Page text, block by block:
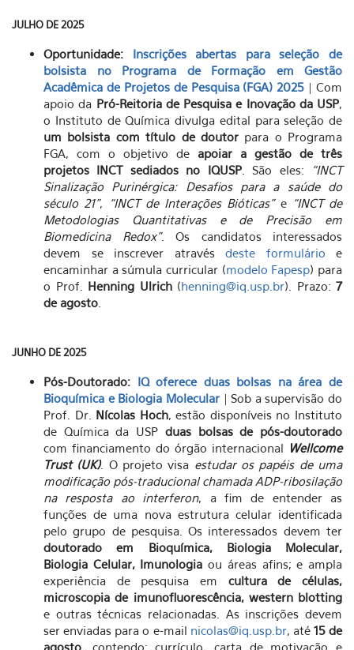
JULHO DE 2025
Oportunidade: Inscrições abertas para seleção de
bolsista no Programa de Formação em Gestão
Acadêmica de Projetos de Pesquisa (FGA) 2025 | Com
apoio da Pró-Reitoria de Pesquisa e Inovação da USP,
o Instituto de Química divulga edital para seleção de
um bolsista com título de doutorpara o Programa
FGA, com o objetivo de apoiar a gestão de três
projetos INCT sediados no IQUSP. São eles:
“INCT
Sinalização Purinérgica: Desafios para a saúde do
século 21”, “INCT de Interações Bióticas”e “INCT de
Metodologias Quantitativas e de Precisão em
Biomedicina Redox”. Os candidatos interessados
devem se inscrever através deste formulário e
encaminhar a súmula curricular (modelo Fapesp) para
o Prof. Henning Ulrich(henning@iq.usp.br). Prazo: 7
de agosto
JUNHO DE 2025
Pós-Doutorado: IQ oferece duas bolsas na área de
Bioquímica e Biologia Molecular| Sob a supervisão do
Prof. Dr. Nícolas Hoch, estão disponíveis no Instituto
de Química da USP duas bolsas de pós-doutorado
com financiamento do órgão internacional Wellcome
Trust (UK). O projeto visa estudar os papéis de uma
modificação pós-traducional chamada ADP-ribosilação
na resposta ao interferon, a fim de entender as
funções de uma nova estrutura celular identificada
pelo grupo de pesquisa. Os interessados devem ter
doutorado em Bioquímica, Biologia Molecular,
Biologia Celular, Imunologia ou áreas afins; e ampla
experiência de pesquisa em cultura de células,
microscopia de imunofluorescência, western blotting
e outras técnicas relacionadas. As inscrições devem
ser enviadas para o e-mail nicolas@iq.usp.br, até 15 de
agosto, contendo: currículo, carta de motivação e